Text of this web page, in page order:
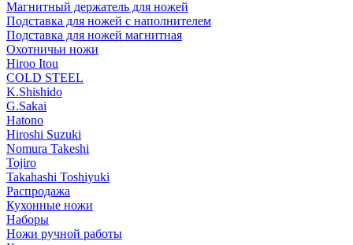
Магнитный держатель для ножей
Подставка для ножей с наполнителем
Подставка для ножей магнитная
Охотничьи ножи
Hiroo Itou
COLD STEEL
K.Shishido
G.Sakai
Hatono
Hiroshi Suzuki
Nomura Takeshi
Tojiro
Takahashi Toshiyuki
Распродажа
Кухонные ножи
Наборы
Ножи ручной работы